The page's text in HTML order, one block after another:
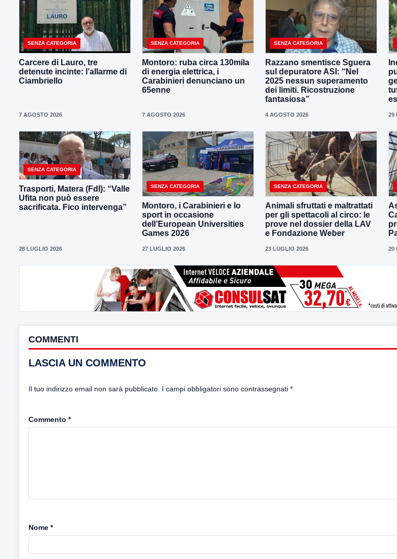
SENZA CATEGORIA
Carcere di Lauro, tre
detenute incinte: l’allarme di
Ciambriello
7 AGOSTO 2026
SENZA CATEGORIA
Montoro: ruba circa 130mila
di energia elettrica, i
Carabinieri denunciano un
65enne
7 AGOSTO 2026
SENZA CATEGORIA
Razzano smentisce Sguera
sul depuratore ASI: “Nel
2025 nessun superamento
dei limiti. Ricostruzione
fantasiosa”
4 AGOSTO 2026 29
SENZA CATEGORIA
Trasporti, Matera (FdI): “Valle
Ufita non può essere
sacrificata. Fico intervenga”
28 LUGLIO 2026
SENZA CATEGORIA
Montoro, i Carabinieri e lo
sport in occasione
dell’European Universities
Games 2026
27 LUGLIO 2026
SENZA CATEGORIA
Animali sfruttati e maltrattati
per gli spettacoli al circo: le
prove nel dossier della LAV
e Fondazione Weber
23 LUGLIO 2026 20
COMMENTI
LASCIA UN COMMENTO
Il tuo indirizzo email non sarà pubblicato. I campi obbligatori sono contrassegnati *
Commento *
Nome *